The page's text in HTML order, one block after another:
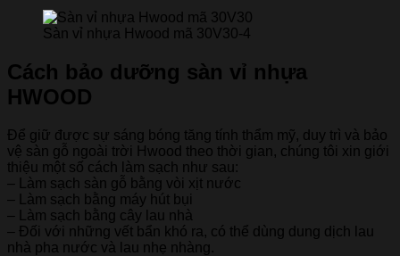
Sàn vỉ nhựa Hwood mã 30V30-4
Cách bảo dưỡng sàn vỉ nhựa
HWOOD
Để giữ được sự sáng bóng tăng tính thẩm mỹ, duy trì và bảo
vệ sàn gỗ ngoài trời Hwood theo thời gian, chúng tôi xin giới
thiệu một số cách làm sạch như sau:
– Làm sạch sàn gỗ bằng vòi xịt nước
– Làm sạch bằng máy hút bụi
– Làm sạch bằng cây lau nhà
– Đối với những vết bẩn khó ra, có thể dùng dung dịch lau
nhà pha nước và lau nhẹ nhàng.